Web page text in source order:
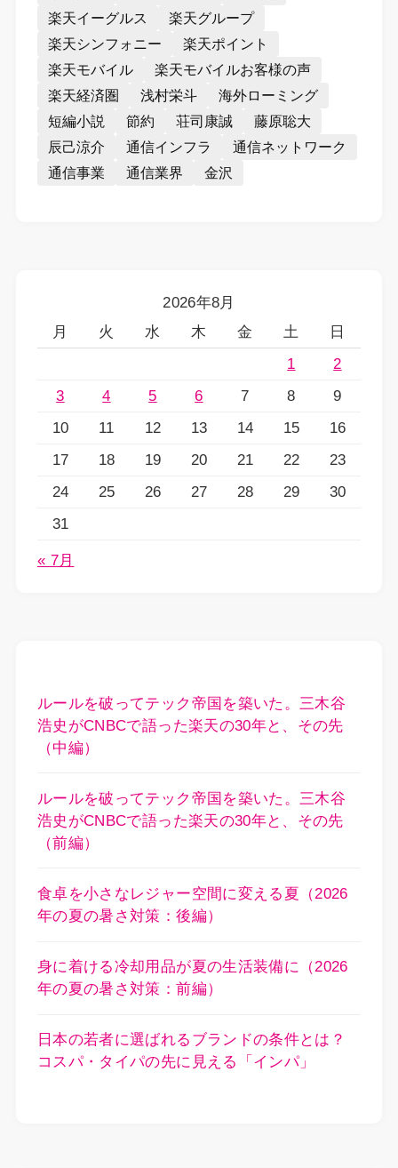
楽天イーグルス
楽天グループ
楽天シンフォニー
楽天ポイント
楽天モバイル
楽天モバイルお客様の声
楽天経済圏
浅村栄斗
海外ローミング
短編小説
節約 荘司康誠
藤原聡大
辰己涼介
通信インフラ
通信ネットワーク
通信事業
通信業界 金沢
2026年8月
月
火 水 木 金 土
日
1
2
3
4 5 6 7 8
9
10
11 12 13 14 15
16
17
18 19 20 21 22
23
24
25 26 27 28 29
30
31
« 7月
ルールを破ってテック帝国を築いた。三木谷
浩史がCNBCで語った楽天の30年と、その先
（中編）
ルールを破ってテック帝国を築いた。三木谷
浩史がCNBCで語った楽天の30年と、その先
（前編）
食卓を小さなレジャー空間に変える夏（2026
年の夏の暑さ対策：後編）
身に着ける冷却用品が夏の生活装備に（2026
年の夏の暑さ対策：前編）
日本の若者に選ばれるブランドの条件とは？
コスパ・タイパの先に見える「インパ」